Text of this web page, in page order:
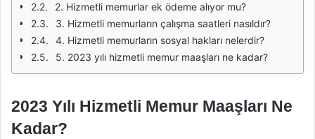
2. Hizmetli memurlar ek ödeme alıyor mu?
3. Hizmetli memurların çalışma saatleri nasıldır?
4. Hizmetli memurların sosyal hakları nelerdir?
5. 2023 yılı hizmetli memur maaşları ne kadar?
2023 Yılı Hizmetli Memur Maaşları Ne
Kadar?